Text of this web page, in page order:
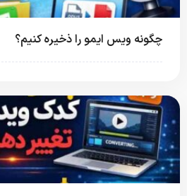
چگونه ویس ایمو را ذخیره کنیم؟